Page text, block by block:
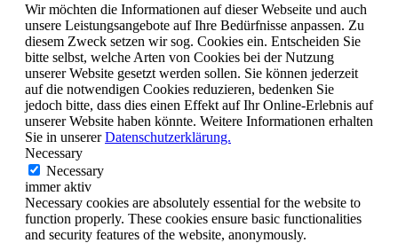
Wir möchten die Informationen auf dieser Webseite und auch
unsere Leistungsangebote auf Ihre Bedürfnisse anpassen. Zu
diesem Zweck setzen wir sog. Cookies ein. Entscheiden Sie
bitte selbst, welche Arten von Cookies bei der Nutzung
unserer Website gesetzt werden sollen. Sie können jederzeit
auf die notwendigen Cookies reduzieren, bedenken Sie
jedoch bitte, dass dies einen Effekt auf Ihr Online-Erlebnis auf
unserer Website haben könnte. Weitere Informationen erhalten
Sie in unsererDatenschutzerklärung.
Necessary
Necessary
immer aktiv
Necessary cookies are absolutely essential for the website to
function properly. These cookies ensure basic functionalities
and security features of the website, anonymously.